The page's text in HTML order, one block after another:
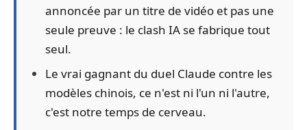
annoncée par un titre de vidéo et pas une
seule preuve : le clash IA se fabrique tout
seul.
Le vrai gagnant du duel Claude contre les
modèles chinois, ce n'est ni l'un ni l'autre,
c'est notre temps de cerveau.